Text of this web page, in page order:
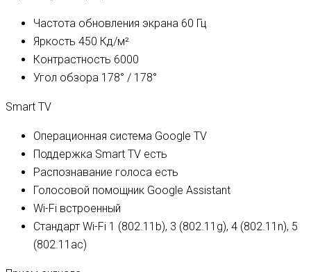
Частота обновления экрана 60 Гц
Яркость 450 Кд/м²
Контрастность 6000
Угол обзора 178° / 178°
Smart TV
Операционная система Google TV
Поддержка Smart TV есть
Распознавание голоса есть
Голосовой помощник Google Assistant
Wi-Fi встроенный
Стандарт Wi-Fi 1 (802.11b), 3 (802.11g), 4 (802.11n), 5
(802.11ac)